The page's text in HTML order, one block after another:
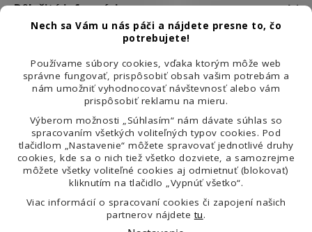
Nech sa Vám u nás páči a nájdete presne to, čo
potrebujete!
Používame súbory cookies, vďaka ktorým môže web
správne fungovať, prispôsobiť obsah vašim potrebám a
nám umožniť vyhodnocovať návštevnosť alebo vám
prispôsobiť reklamu na mieru.
Výberom možnosti „Súhlasím“ nám dávate súhlas so
spracovaním všetkých voliteľných typov cookies. Pod
tlačidlom „Nastavenie“ môžete spravovať jednotlivé druhy
cookies, kde sa o nich tiež všetko dozviete, a samozrejme
môžete všetky voliteľné cookies aj odmietnuť (blokovať)
kliknutím na tlačidlo „Vypnúť všetko“.
Viac informácií o spracovaní cookies či zapojení našich
partnerov nájdetetu.
Dôležité informácie
99 % spokojených zákazníků